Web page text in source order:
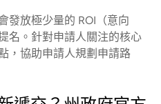
發放極少量的 ROI（意向
名。針對申請人關注的核心
，協助申請人規劃申請路